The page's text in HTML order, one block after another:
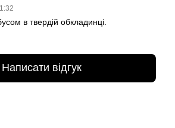
в твердій обкладинці.
Написати відгук